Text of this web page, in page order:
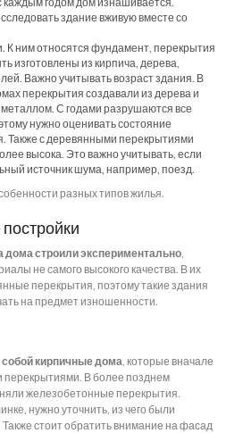
здание вживую вместе со
К ним относятся фундамент, перекрытия
изготовлены из кирпича, дерева,
Важно учитывать возраст здания. В
перекрытия создавали из дерева и
С годами разрушаются все
нужно оценивать состояние
Также с деревянными перекрытиями
высока. Это важно учитывать, если
источник шума, например, поезд.
разных типов жилья.
дома строили экспериментально,
не самого высокого качества. В их
перекрытия, поэтому такие здания
на предмет изношенности.
кирпичные дома, которые вначале
перекрытиями. В более позднем
железобетонные перекрытия.
нужно уточнить, из чего были
стоит обратить внимание на фасад